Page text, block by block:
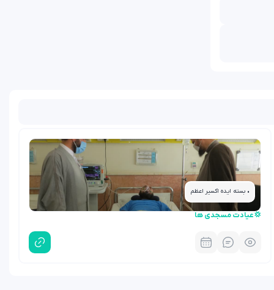
• بسته ایده اکسیر اعظم
💢عیادت مسجدی ها